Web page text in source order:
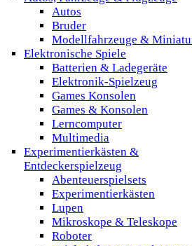
Autos
Bruder
Modellfahrzeuge &
Elektronische Spiele
Batterien & Ladegeräte
Elektronik-Spielzeug
Games Konsolen
Games & Konsolen
Lerncomputer
Multimedia
Experimentierkästen &
Entdeckerspielzeug
Abenteuerspielsets
Experimentierkästen
Lupen
Mikroskope & Teleskope
Roboter